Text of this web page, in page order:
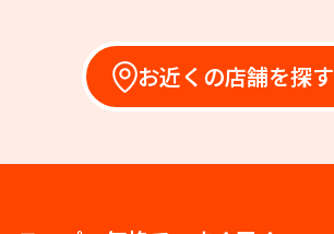
お近くの店舗を探す